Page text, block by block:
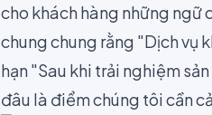
cho khách hàng những ngữ
chung chung rằng "Dịch vụ
hạn "Sau khi trải nghiệm
đâu là điểm chúng tôi cần